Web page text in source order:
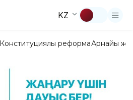
KZ
Конституциялық реформаАрнайы